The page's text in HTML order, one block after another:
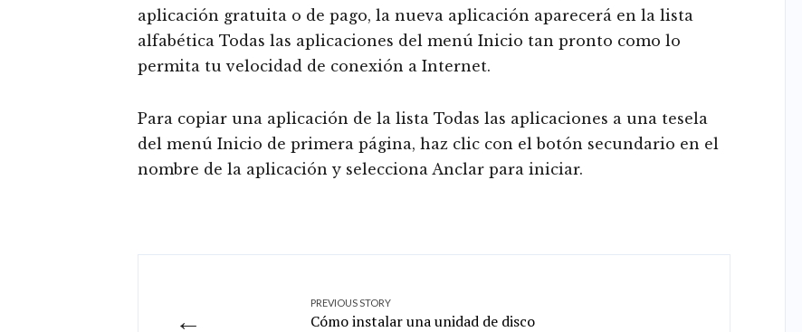
aplicación gratuita o de pago, la nueva aplicación aparecerá en la lista
alfabética Todas las aplicaciones del menú Inicio tan pronto como lo
permita tu velocidad de conexión a Internet.
Para copiar una aplicación de la lista Todas las aplicaciones a una tesela
del menú Inicio de primera página, haz clic con el botón secundario en el
nombre de la aplicación y selecciona Anclar para iniciar.
←
PREVIOUS STORY
Cómo instalar una unidad de disco